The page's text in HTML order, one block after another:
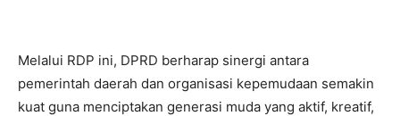
Melalui RDP ini, DPRD berharap sinergi antara
pemerintah daerah dan organisasi kepemudaan semakin
kuat guna menciptakan generasi muda yang aktif, kreatif,